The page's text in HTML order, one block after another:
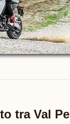
tra Val